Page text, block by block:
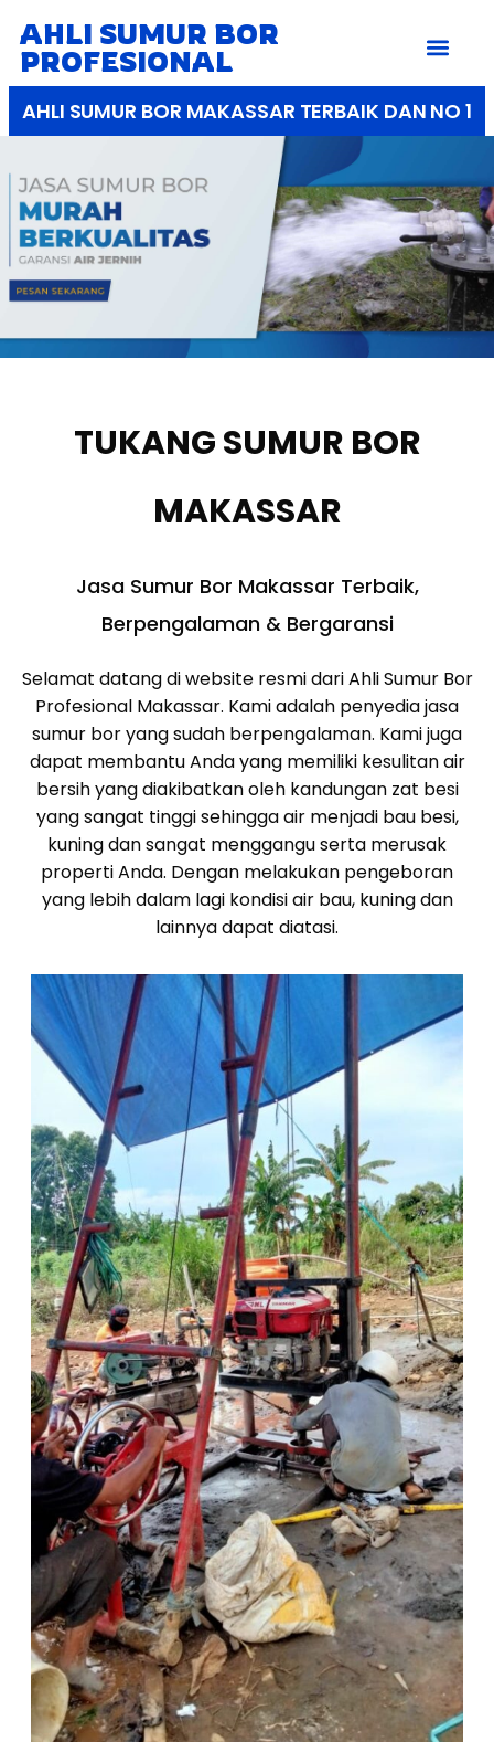
AHLI SUMUR BOR
PROFESIONAL
AHLI SUMUR BOR MAKASSAR TERBAIK DAN NO 1
TUKANG SUMUR BOR
MAKASSAR
Jasa Sumur Bor Makassar Terbaik,
Berpengalaman & Bergaransi
Selamat datang di website resmi dari Ahli Sumur Bor
Profesional Makassar. Kami adalah penyedia jasa
sumur bor yang sudah berpengalaman. Kami juga
dapat membantu Anda yang memiliki kesulitan air
bersih yang diakibatkan oleh kandungan zat besi
yang sangat tinggi sehingga air menjadi bau besi,
kuning dan sangat menggangu serta merusak
properti Anda. Dengan melakukan pengeboran
yang lebih dalam lagi kondisi air bau, kuning dan
lainnya dapat diatasi.